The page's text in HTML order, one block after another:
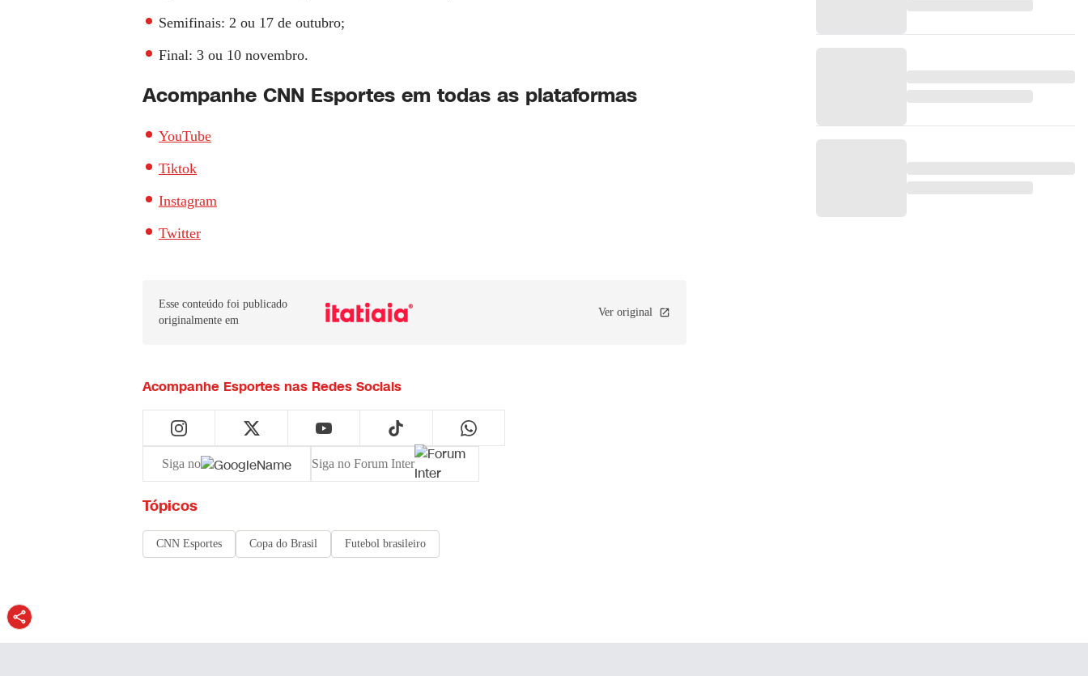
Semifinais: 2 ou 17 de outubro;
Final: 3 ou 10 novembro.
Acompanhe CNN Esportes em todas as plataformas
YouTube
Tiktok
Instagram
Twitter
Esse conteúdo foi publicado
originalmente em
Ver original
Acompanhe Esportes nas Redes Sociais
Siga no Siga no Forum Inter
Tópicos
CNN Esportes Copa do Brasil Futebol brasileiro